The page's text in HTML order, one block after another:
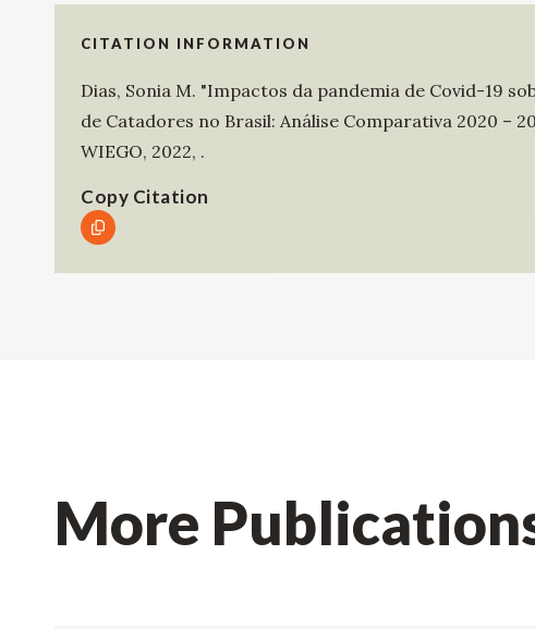
CITATION INFORMATION
Dias, Sonia M. "Impactos da pandemia de Covid-19
de Catadores no Brasil: Análise Comparativa 2020 –
WIEGO, 2022, .
Copy Citation
More